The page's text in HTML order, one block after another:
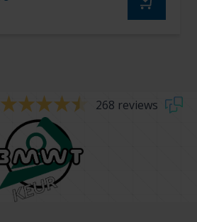
268 reviews